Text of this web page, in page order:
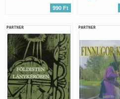
990 Ft
PARTNER PARTNER